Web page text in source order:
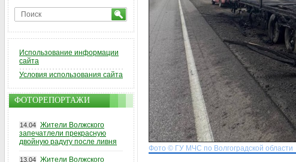
Фото © ГУ МЧС по Волгоградской области
Использование информации
сайта
Условия использования сайта
ФОТОРЕПОРТАЖИ
14.04 Жители Волжского
запечатлели прекрасную
двойную радугу после ливня
13.04 Жители Волжского